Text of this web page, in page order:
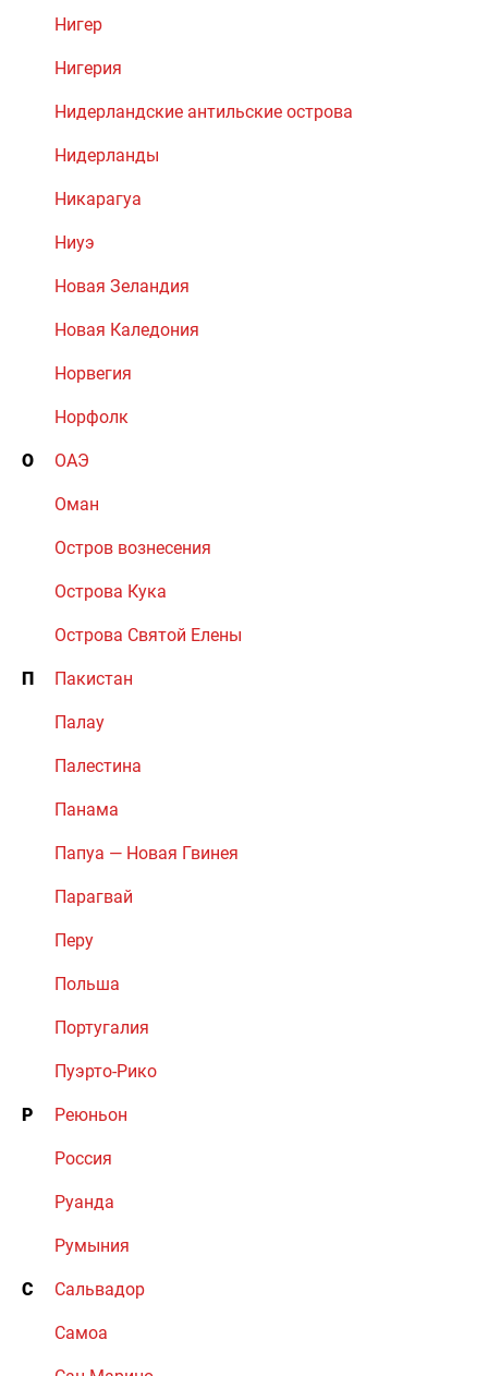
Нигер
Нигерия
Нидерландские антильские острова
Нидерланды
Никарагуа
Ниуэ
Новая Зеландия
Новая Каледония
Норвегия
Норфолк
О ОАЭ
Оман
Остров вознесения
Острова Кука
Острова Святой Елены
П Пакистан
Палау
Палестина
Панама
Папуа — Новая Гвинея
Парагвай
Перу
Польша
Португалия
Пуэрто-Рико
Р Реюньон
Россия
Руанда
Румыния
С Сальвадор
Самоа